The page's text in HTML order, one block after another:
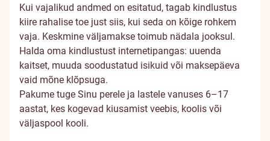
Kui vajalikud andmed on esitatud, tagab kindlustus
kiire rahalise toe just siis, kui seda on kõige rohkem
vaja. Keskmine väljamakse toimub nädala jooksul.
Halda oma kindlustust internetipangas: uuenda
kaitset, muuda soodustatud isikuid või maksepäeva
vaid mõne klõpsuga.
Pakume tuge Sinu perele ja lastele vanuses 6–17
aastat, kes kogevad kiusamist veebis, koolis või
väljaspool kooli.